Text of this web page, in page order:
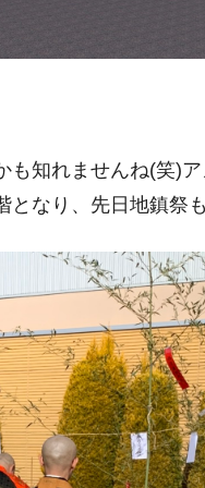
知れませんね(笑)
なり、先日地鎮祭